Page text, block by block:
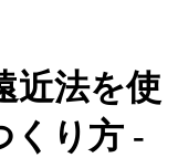
近法を使
くり方 -